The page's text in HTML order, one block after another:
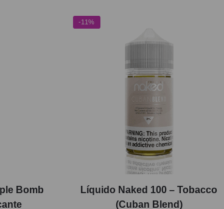
Bomb
-11%
Líquido Naked 100 – Tobacco
(Cuban Blend)